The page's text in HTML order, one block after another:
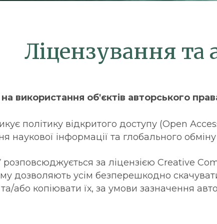
Ліцензування та
використання об'єктів авторського
політику відкритого доступу (Open
наукової інформації та глобального
розповсюджується за ліцензією Creative
дозволяють усім безперешкодно
або копіювати їх, за умови зазначення